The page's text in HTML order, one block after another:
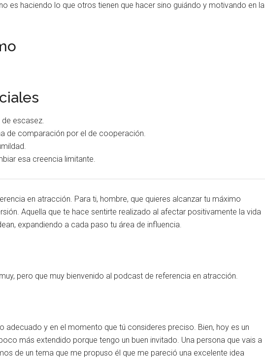
es haciendo lo que otros tienen que hacer sino guiándo y motivando en la
de escasez.
de comparación por el de cooperación.
esa creencia limitante.
en atracción. Para ti, hombre, que quieres alcanzar tu máximo
Aquella que te hace sentirte realizado al afectar positivamente la vida
expandiendo a cada paso tu área de influencia.
pero que muy bienvenido al podcast de referencia en atracción.
adecuado y en el momento que tú consideres preciso. Bien, hoy es un
más extendido porque tengo un buen invitado. Una persona que vais a
de un tema que me propuso él que me pareció una excelente idea